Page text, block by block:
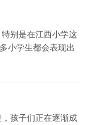
别是在江西小学这
小学生都会表现出
孩子们正在逐渐成